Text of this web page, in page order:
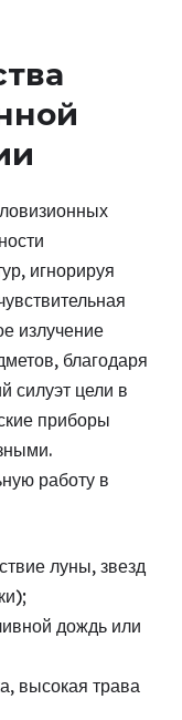
игнорируя
излучение
благодаря
силуэт цели в
приборы
работу в
луны, звезд
дождь или
высокая трава